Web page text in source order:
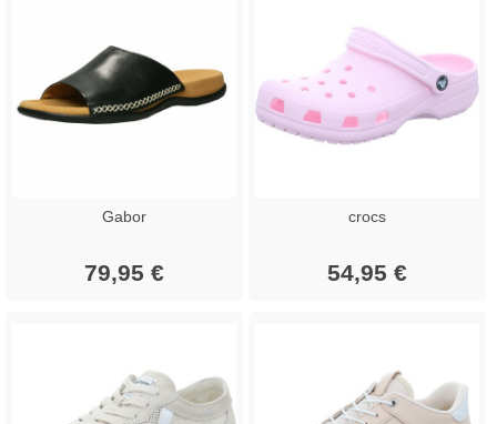
Gabor
79,95 €
crocs
54,95 €